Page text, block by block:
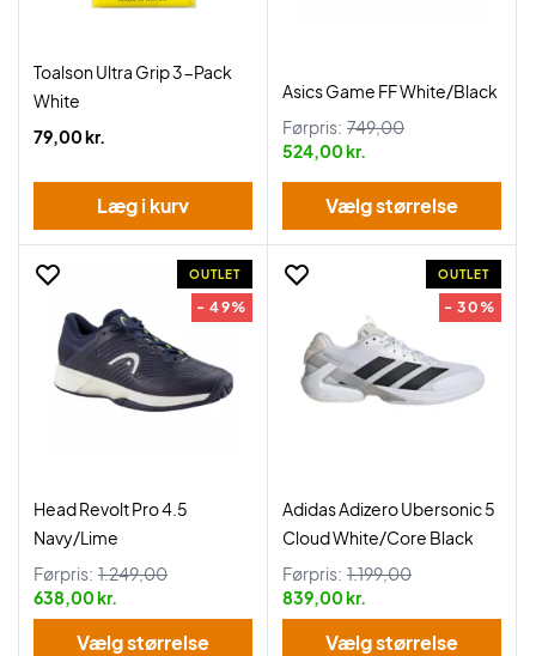
Toalson Ultra Grip 3-Pack
White
79,00 kr.
Læg i kurv
Asics Game FF White/Black
Førpris: 749,00
524,00 kr.
Vælg størrelse
OUTLET
- 49%
Head Revolt Pro 4.5
Navy/Lime
Førpris: 1.249,00
638,00 kr.
Vælg størrelse
OUTLET
- 30%
Adidas Adizero Ubersonic 5
Cloud White/Core Black
Førpris: 1.199,00
839,00 kr.
Vælg størrelse